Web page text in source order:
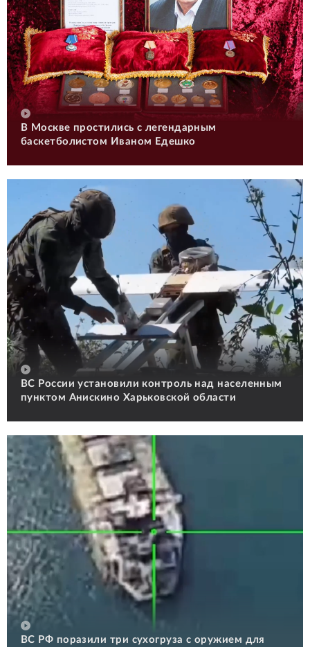
В Москве простились с легендарным
баскетболистом Иваном Едешко
ВС России установили контроль над населенным
пунктом Анискино Харьковской области
ВС РФ поразили три сухогруза с оружием для